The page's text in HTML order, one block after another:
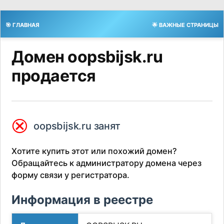
🎯 ГЛАВНАЯ 🌟 ВАЖНЫЕ СТРАНИЦЫ
Домен oopsbijsk.ru
продается
⮿ oopsbijsk.ru занят
Хотите купить этот или похожий домен?
Обращайтесь к администратору домена через
форму связи у регистратора.
Информация в реестре